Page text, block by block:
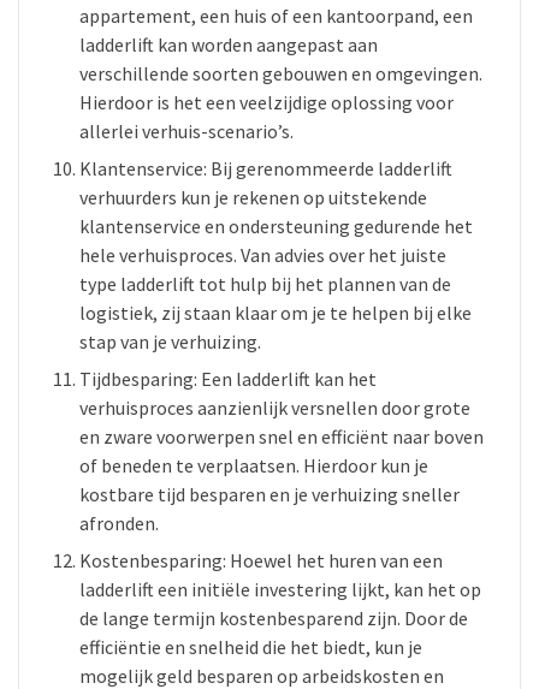
appartement, een huis of een kantoorpand, een
ladderlift kan worden aangepast aan
verschillende soorten gebouwen en omgevingen.
Hierdoor is het een veelzijdige oplossing voor
allerlei verhuis-scenario’s.
Klantenservice: Bij gerenommeerde ladderlift
verhuurders kun je rekenen op uitstekende
klantenservice en ondersteuning gedurende het
hele verhuisproces. Van advies over het juiste
type ladderlift tot hulp bij het plannen van de
logistiek, zij staan klaar om je te helpen bij elke
stap van je verhuizing.
Tijdbesparing: Een ladderlift kan het
verhuisproces aanzienlijk versnellen door grote
en zware voorwerpen snel en efficiënt naar boven
of beneden te verplaatsen. Hierdoor kun je
kostbare tijd besparen en je verhuizing sneller
afronden.
Kostenbesparing: Hoewel het huren van een
ladderlift een initiële investering lijkt, kan het op
de lange termijn kostenbesparend zijn. Door de
efficiëntie en snelheid die het biedt, kun je
mogelijk geld besparen op arbeidskosten en